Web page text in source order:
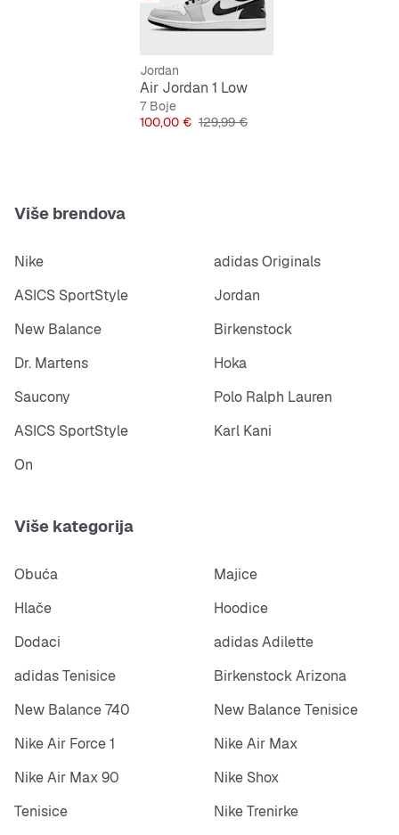
Jordan
Air Jordan 1 Low
7 Boje
Cijena
100,00 € Originalna cijena
129,99 €
Više brendova
Nike
adidas Originals
ASICS SportStyle
Jordan
New Balance
Birkenstock
Dr. Martens
Hoka
Saucony
Polo Ralph Lauren
ASICS SportStyle
Karl Kani
On
Više kategorija
Obuća
Majice
Hlače
Hoodice
Dodaci
adidas Adilette
adidas Tenisice
Birkenstock Arizona
New Balance 740
New Balance Tenisice
Nike Air Force 1
Nike Air Max
Nike Air Max 90
Nike Shox
Tenisice
Nike Trenirke